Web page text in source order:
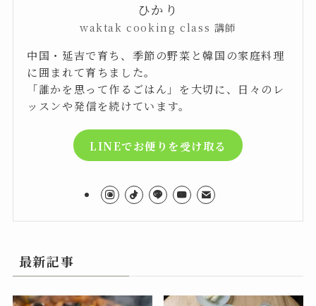
ひかり
waktak cooking class 講師
中国・延吉で育ち、季節の野菜と韓国の家庭料理
に囲まれて育ちました。
「誰かを思って作るごはん」を大切に、日々のレ
ッスンや発信を続けています。
LINEでお便りを受け取る
最新記事